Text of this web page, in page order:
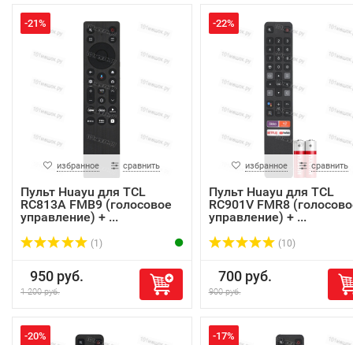
-21%
избранное сравнить
Пульт Huayu для TCL
RC813A FMB9 (голосовое
управление) + ...
(1)
950 руб.
1 200 руб.
-22%
избранное сравнить
Пульт Huayu для TCL
RC901V FMR8
управление) + ...
(10)
700 руб.
900 руб.
-20% -17%